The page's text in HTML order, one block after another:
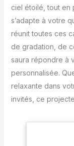
ciel étoilé, tout en
s’adapte à votre
réunit toutes ces
de gradation, de
saura répondre à
personnalisée.
relaxante dans
invités, ce